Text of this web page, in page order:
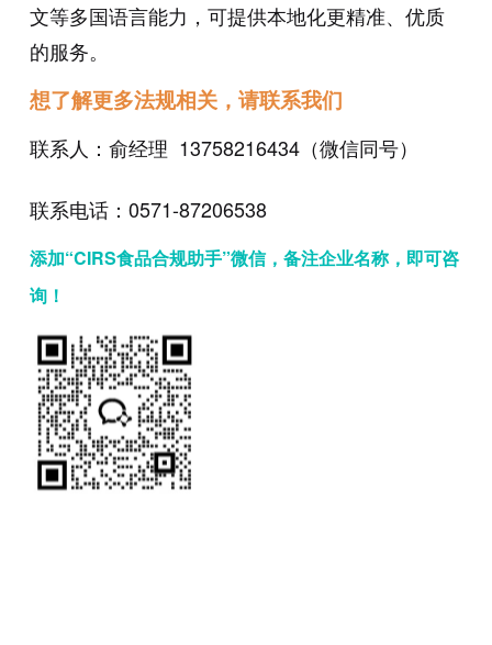
文等多国语言能力，可提供本地化更精准、优质
的服务。
想了解更多法规相关，请联系我们
联系人：俞经理 13758216434（微信同号）
联系电话：0571-87206538
添加“CIRS食品合规助手”微信，备注企业名称，即可咨
询！